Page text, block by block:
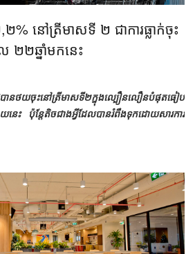
% នៅត្រីមាសទី ២ ជាការធ្លាក់ចុះ
២២ឆ្នាំមកនេះ​
បានថយចុះនៅត្រីមាសទី២ក្នុងល្បឿនលឿនបំផុតធៀប
េះ ប៉ុន្តែតិចជាងអ្វីដែលបានរំពឹងទុកដោយសារការ